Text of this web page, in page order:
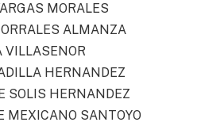
MORALES
ALMANZA
VILLASENOR
HERNANDEZ
SOLIS HERNANDEZ
MEXICANO SANTOYO